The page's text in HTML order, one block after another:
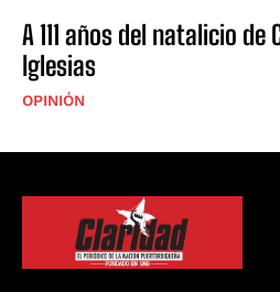
A 111 años del natalicio de
Iglesias
OPINIÓN